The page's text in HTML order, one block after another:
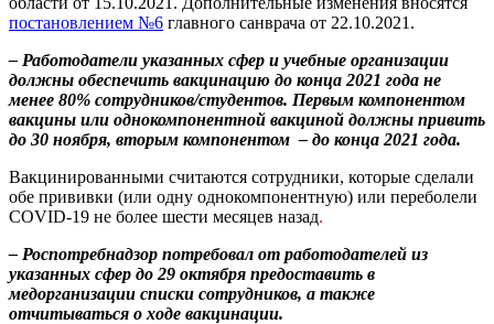
постановлением №6 главного санврача от 22.10.2021.
– Работодатели указанных сфер и учебные организации
должны обеспечить вакцинацию до конца 2021 года не
менее 80% сотрудников/студентов. Первым компонентом
вакцины или однокомпонентной вакциной должны привить
до 30 ноября, вторым компонентом – до конца 2021 года.
Вакцинированными считаются сотрудники, которые сделали
обе прививки (или одну однокомпонентную) или переболели
COVID-19 не более шести месяцев назад.
– Роспотребнадзор потребовал от работодателей из
указанных сфер до 29 октября предоставить в
медорганизации списки сотрудников, а также
отчитываться о ходе вакцинации.